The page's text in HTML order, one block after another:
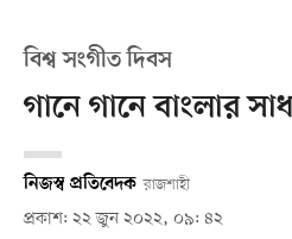
বিশ্ব সংগীত দিবস
গানে গানে বাংলার
নিজস্ব প্রতিবেদক রাজশাহী
প্রকাশ: ২২ জুন ২০২২, ০৯: ৪২